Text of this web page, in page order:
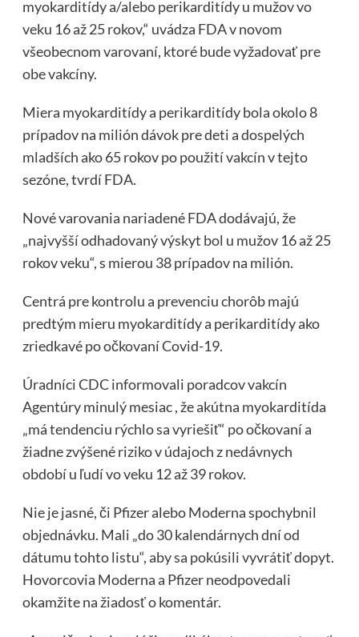
myokarditídy a/alebo perikarditídy u mužov vo
veku 16 až 25 rokov,“ uvádza FDA v novom
všeobecnom varovaní, ktoré bude vyžadovať pre
obe vakcíny.
Miera myokarditídy a perikarditídy bola okolo 8
prípadov na milión dávok pre deti a dospelých
mladších ako 65 rokov po použití vakcín v tejto
sezóne, tvrdí FDA.
Nové varovania nariadené FDA dodávajú, že
„najvyšší odhadovaný výskyt bol u mužov 16 až 25
rokov veku“, s mierou 38 prípadov na milión.
Centrá pre kontrolu a prevenciu chorôb majú
predtým mieru myokarditídy a perikarditídy ako
zriedkavé po očkovaní Covid-19.
Úradníci CDC informovali poradcov vakcín
Agentúry minulý mesiac , že akútna myokarditída
„má tendenciu rýchlo sa vyriešiť“ po očkovaní a
žiadne zvýšené riziko v údajoch z nedávnych
období u ľudí vo veku 12 až 39 rokov.
Nie je jasné, či Pfizer alebo Moderna spochybnil
objednávku. Mali „do 30 kalendárnych dní od
dátumu tohto listu“, aby sa pokúsili vyvrátiť dopyt.
Hovorcovia Moderna a Pfizer neodpovedali
okamžite na žiadosť o komentár.